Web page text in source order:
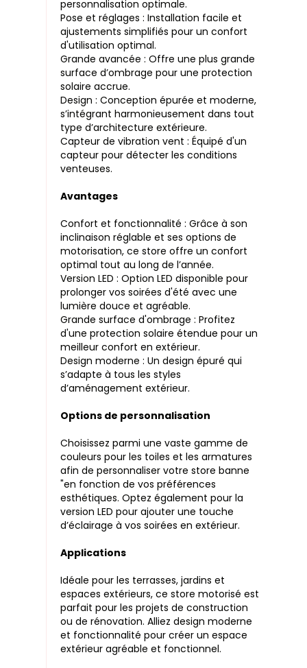
personnalisation optimale.
Pose et réglages : Installation facile et
ajustements simplifiés pour un confort
d'utilisation optimal.
Grande avancée : Offre une plus grande
surface d’ombrage pour une protection
solaire accrue.
Design : Conception épurée et moderne,
s’intégrant harmonieusement dans tout
type d’architecture extérieure.
Capteur de vibration vent : Équipé d'un
capteur pour détecter les conditions
venteuses.
Avantages
Confort et fonctionnalité : Grâce à son
inclinaison réglable et ses options de
motorisation, ce store offre un confort
optimal tout au long de l’année.
Version LED : Option LED disponible pour
prolonger vos soirées d'été avec une
lumière douce et agréable.
Grande surface d'ombrage : Profitez
d'une protection solaire étendue pour un
meilleur confort en extérieur.
Design moderne : Un design épuré qui
s’adapte à tous les styles
d’aménagement extérieur.
Options de personnalisation
Choisissez parmi une vaste gamme de
couleurs pour les toiles et les armatures
afin de personnaliser votre store banne
"en fonction de vos préférences
esthétiques. Optez également pour la
version LED pour ajouter une touche
d’éclairage à vos soirées en extérieur.
Applications
Idéale pour les terrasses, jardins et
espaces extérieurs, ce store motorisé est
parfait pour les projets de construction
ou de rénovation. Alliez design moderne
et fonctionnalité pour créer un espace
extérieur agréable et fonctionnel.